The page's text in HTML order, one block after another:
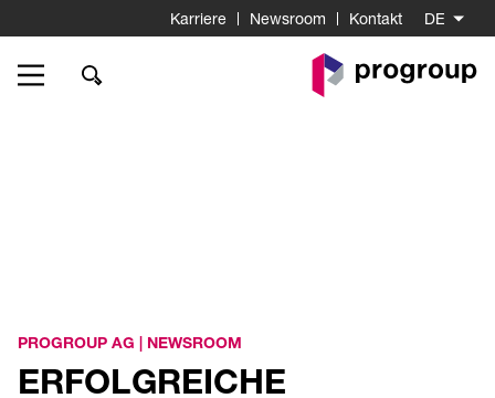
Karriere Newsroom Kontakt DE
Go
to
PROGROUP AG | NEWSROOM
ERFOLGREICHE